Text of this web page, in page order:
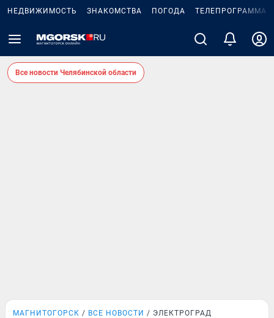
НЕДВИЖИМОСТЬ ЗНАКОМСТВА ПОГОДА ТЕЛЕПРОГРАММА
Все новости Челябинской области
МАГНИТОГОРСК ВСЕ НОВОСТИ ЭЛЕКТРОГРАД